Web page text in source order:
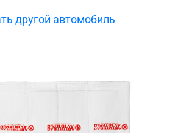
другой автомобиль